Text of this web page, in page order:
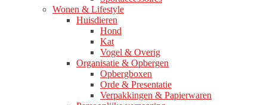
Wonen & Lifestyle
Huisdieren
Hond
Kat
Vogel & Overig
Organisatie & Opbergen
Opbergboxen
Orde & Presentatie
Verpakkingen & Papierwaren